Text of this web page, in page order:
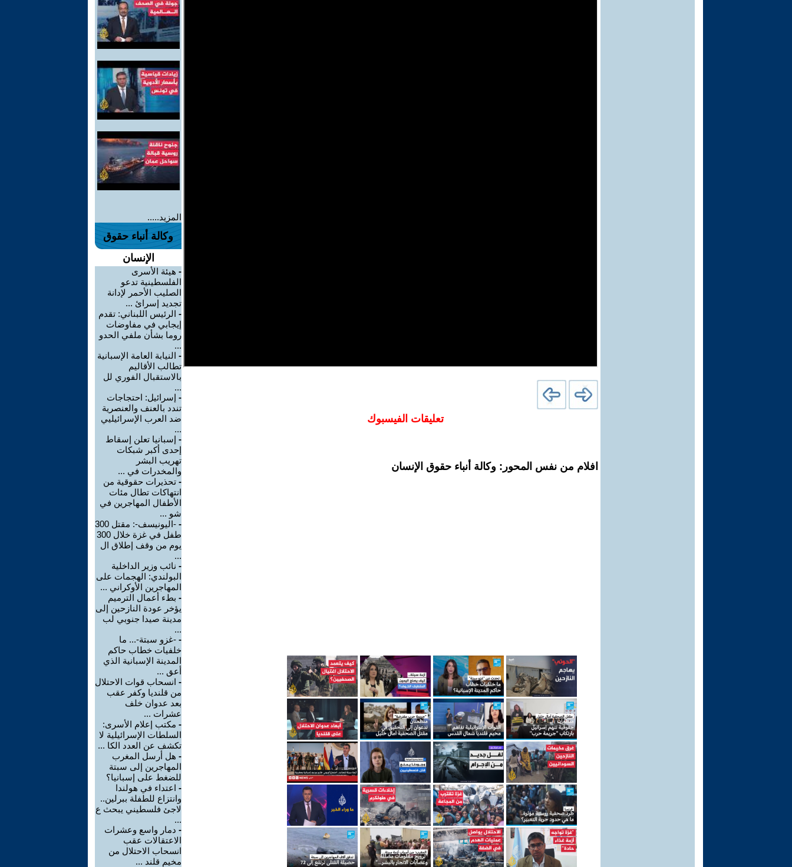
تعليقات الفيسبوك
افلام من نفس المحور: وكالة أنباء حقوق الإنسان
المزيد.....
وكالة أنباء حقوق
الإنسان
- هيئة الأسرى
الفلسطينية تدعو
الصليب الأحمر لإدانة
تجديد إسرائ ...
- الرئيس اللبناني: تقدم
إيجابي في مفاوضات
روما بشأن ملفي الحدو
...
- النيابة العامة الإسبانية
تطالب الأقاليم
بالاستقبال الفوري لل
...
- إسرائيل: احتجاجات
تندد بالعنف والعنصرية
ضد العرب الإسرائيليي
...
- إسبانيا تعلن إسقاط
إحدى أكبر شبكات
تهريب البشر
والمخدرات في ...
- تحذيرات حقوقية من
انتهاكات تطال مئات
الأطفال المهاجرين في
شو ...
-
-اليونيسف-: مقتل 300
طفل في غزة خلال 300
يوم من وقف إطلاق ال
...
- نائب وزير الداخلية
البولندي: الهجمات على
المهاجرين الأوكراني ...
- بطء أعمال الترميم
يؤخر عودة النازحين إلى
مدينة صيدا جنوبي لب
...
- -غزو سبتة-... ما
خلفيات خطاب حاكم
المدينة الإسبانية الذي
أعق ...
- انسحاب قوات الاحتلال
من قلنديا وكفر عقب
بعد عدوان خلف
عشرات ...
- مكتب إعلام الأسرى:
السلطات الإسرائيلية لا
تكشف عن العدد الكا ...
- هل أرسل المغرب
المهاجرين إلى سبتة
للضغط على إسبانيا؟
- اعتداء في هولندا
وانتزاع للطفلة ببرلين..
لاجئ فلسطيني يبحث ع
...
- دمار واسع وعشرات
الاعتقالات عقب
انسحاب الاحتلال من
مخيم قلند ...